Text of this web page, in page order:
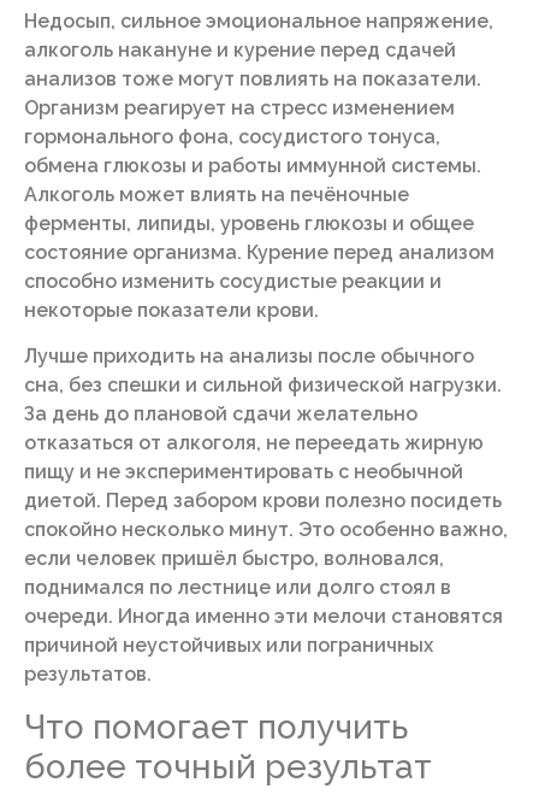
Недосып, сильное эмоциональное напряжение,
алкоголь накануне и курение перед сдачей
анализов тоже могут повлиять на показатели.
Организм реагирует на стресс изменением
гормонального фона, сосудистого тонуса,
обмена глюкозы и работы иммунной системы.
Алкоголь может влиять на печёночные
ферменты, липиды, уровень глюкозы и общее
состояние организма. Курение перед анализом
способно изменить сосудистые реакции и
некоторые показатели крови.
Лучше приходить на анализы после обычного
сна, без спешки и сильной физической нагрузки.
За день до плановой сдачи желательно
отказаться от алкоголя, не переедать жирную
пищу и не экспериментировать с необычной
диетой. Перед забором крови полезно посидеть
спокойно несколько минут. Это особенно важно,
если человек пришёл быстро, волновался,
поднимался по лестнице или долго стоял в
очереди. Иногда именно эти мелочи становятся
причиной неустойчивых или пограничных
результатов.
Что помогает получить
более точный результат